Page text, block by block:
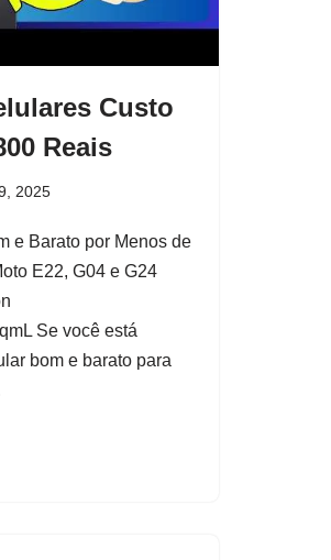
Custo
Reais
2025
e Barato por Menos de
E22, G04 e G24
Se você está
bom e barato para